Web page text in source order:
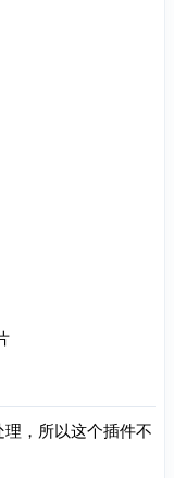
，所以这个插件不